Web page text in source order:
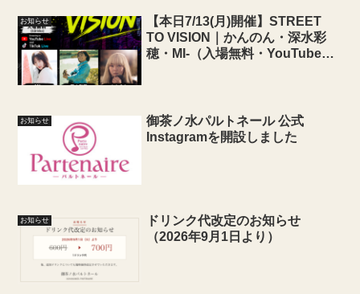
お知らせ
【本日7/13(月)開催】STREET
TO VISION｜かんのん・深水彩
穂・MI-（入場無料・YouTube配
お知らせ
御茶ノ水パルトネール 公式
Instagramを開設しました
お知らせ
ドリンク代改定のお知らせ
（2026年9月1日より）